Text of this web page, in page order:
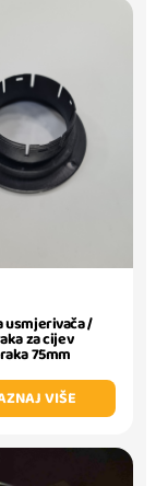
usmjerivača /
za cijev
75mm
VIŠE